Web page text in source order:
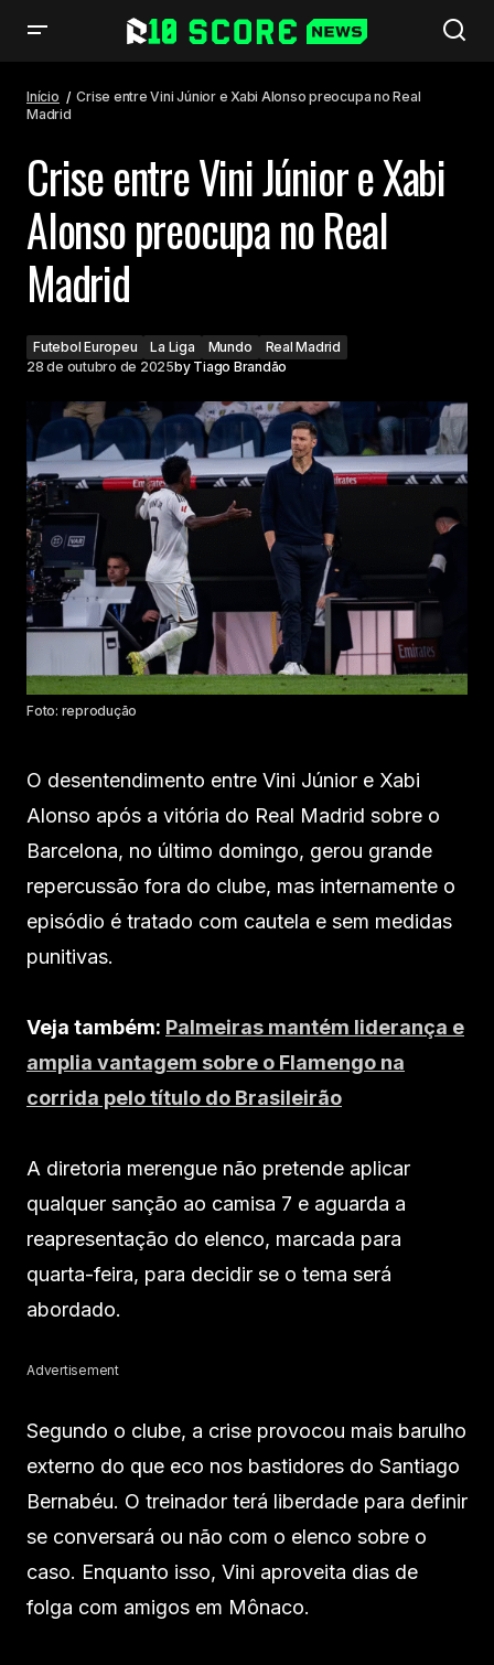
Início
Crise entre Vini Júnior e Xabi Alonso preocupa no Real
Madrid
Crise entre Vini Júnior e Xabi
Alonso preocupa no Real
Madrid
Futebol Europeu La Liga Mundo
Real Madrid
28 de outubro de 2025by Tiago Brandão
Foto: reprodução
O desentendimento entre Vini Júnior e Xabi
Alonso após a vitória do Real Madrid sobre o
Barcelona, no último domingo, gerou grande
repercussão fora do clube, mas internamente o
episódio é tratado com cautela e sem medidas
punitivas.
Veja também: Palmeiras mantém liderança e
amplia vantagem sobre o Flamengo na
corrida pelo título do Brasileirão
A diretoria merengue não pretende aplicar
qualquer sanção ao camisa 7 e aguarda a
reapresentação do elenco, marcada para
quarta-feira, para decidir se o tema será
abordado.
Advertisement
Segundo o clube, a crise provocou mais barulho
externo do que eco nos bastidores do Santiago
Bernabéu. O treinador terá liberdade para definir
se conversará ou não com o elenco sobre o
caso. Enquanto isso, Vini aproveita dias de
folga com amigos em Mônaco.